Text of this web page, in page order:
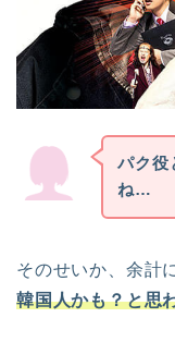
パク役
ね…
そのせいか、余計
韓国人かも？と思